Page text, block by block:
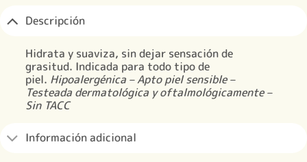
Descripción
Hidrata y suaviza, sin dejar sensación de
grasitud. Indicada para todo tipo de
piel. Hipoalergénica – Apto piel sensible –
Testeada dermatológica y oftalmológicamente –
Sin TACC
Información adicional